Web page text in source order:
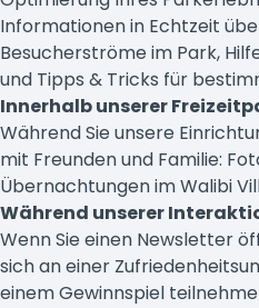
Informationen in Echtzeit
Besucherströme im Park,
und Tipps & Tricks für
Innerhalb unserer
Während Sie unsere
mit Freunden und Familie:
Übernachtungen im Walibi
Während unserer
Wenn Sie einen Newsletter
sich an einer
einem Gewinnspiel